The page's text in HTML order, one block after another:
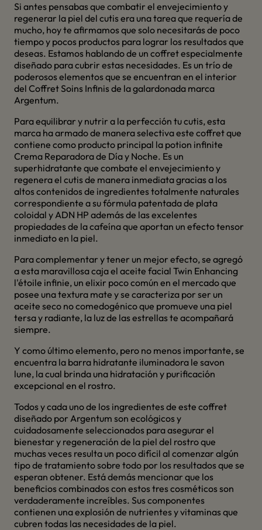
Si antes pensabas que combatir el envejecimiento y
regenerar la piel del cutis era una tarea que requería de
mucho, hoy te afirmamos que solo necesitarás de poco
tiempo y pocos productos para lograr los resultados que
deseas. Estamos hablando de un coffret especialmente
diseñado para cubrir estas necesidades. Es un trío de
poderosos elementos que se encuentran en el interior
del Coffret Soins Infinis de la galardonada marca
Argentum.
Para equilibrar y nutrir a la perfección tu cutis, esta
marca ha armado de manera selectiva este coffret que
contiene como producto principal la potion infinite
Crema Reparadora de Día y Noche. Es un
superhidratante que combate el envejecimiento y
regenera el cutis de manera inmediata gracias a los
altos contenidos de ingredientes totalmente naturales
correspondiente a su fórmula patentada de plata
coloidal y ADN HP además de las excelentes
propiedades de la cafeína que aportan un efecto tensor
inmediato en la piel.
Para complementar y tener un mejor efecto, se agregó
a esta maravillosa caja el aceite facial Twin Enhancing
l'étoile infinie, un elixir poco común en el mercado que
posee una textura mate y se caracteriza por ser un
aceite seco no comedogénico que promueve una piel
tersa y radiante, la luz de las estrellas te acompañará
siempre.
Y como último elemento, pero no menos importante, se
encuentra la barra hidratante iluminadora le savon
lune, la cual brinda una hidratación y purificación
excepcional en el rostro.
Todos y cada uno de los ingredientes de este coffret
diseñado por Argentum son ecológicos y
cuidadosamente seleccionados para asegurar el
bienestar y regeneración de la piel del rostro que
muchas veces resulta un poco difícil al comenzar algún
tipo de tratamiento sobre todo por los resultados que se
esperan obtener. Está demás mencionar que los
beneficios combinados con estos tres cosméticos son
verdaderamente increíbles. Sus componentes
contienen una explosión de nutrientes y vitaminas que
cubren todas las necesidades de la piel.